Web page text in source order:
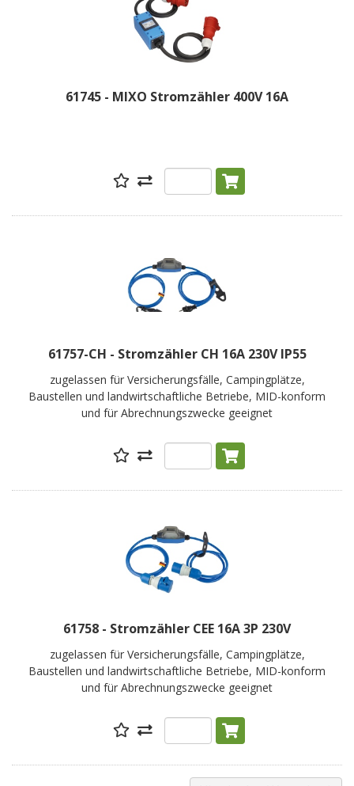
61745 - MIXO Stromzähler 400V 16A
61757-CH - Stromzähler CH 16A 230V IP55
zugelassen für Versicherungsfälle, Campingplätze,
Baustellen und landwirtschaftliche Betriebe, MID-konform
und für Abrechnungszwecke geeignet
61758 - Stromzähler CEE 16A 3P 230V
zugelassen für Versicherungsfälle, Campingplätze,
Baustellen und landwirtschaftliche Betriebe, MID-konform
und für Abrechnungszwecke geeignet